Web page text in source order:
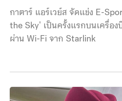
กาตาร์ แอร์เวย์ส จัดแข่ง E-
the Sky' เป็นครั้งแรกบนเครื่อง
ผ่าน Wi-Fi จาก Starlink